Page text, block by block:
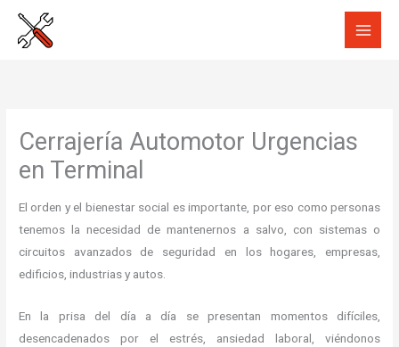
Cerrajería Automotor Urgencias
en Terminal
El orden y el bienestar social es importante, por eso como personas
tenemos la necesidad de mantenernos a salvo, con sistemas o
circuitos avanzados de seguridad en los hogares, empresas,
edificios, industrias y autos.
En la prisa del día a día se presentan momentos difíciles,
desencadenados por el estrés, ansiedad laboral, viéndonos